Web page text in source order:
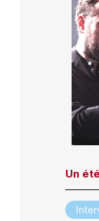
Un